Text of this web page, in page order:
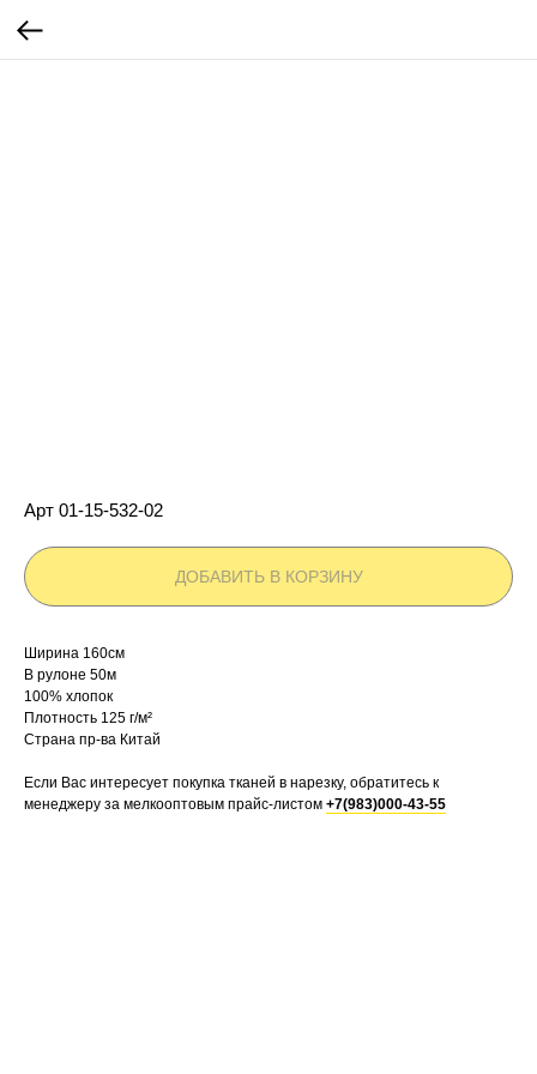
Арт 01-15-532-02
ДОБАВИТЬ В КОРЗИНУ
Ширина 160см
В рулоне 50м
100% хлопок
Плотность 125 г/м²
Страна пр-ва Китай
Если Вас интересует покупка тканей в нарезку, обратитесь к
менеджеру за мелкооптовым прайс-листом +7(983)000-43-55